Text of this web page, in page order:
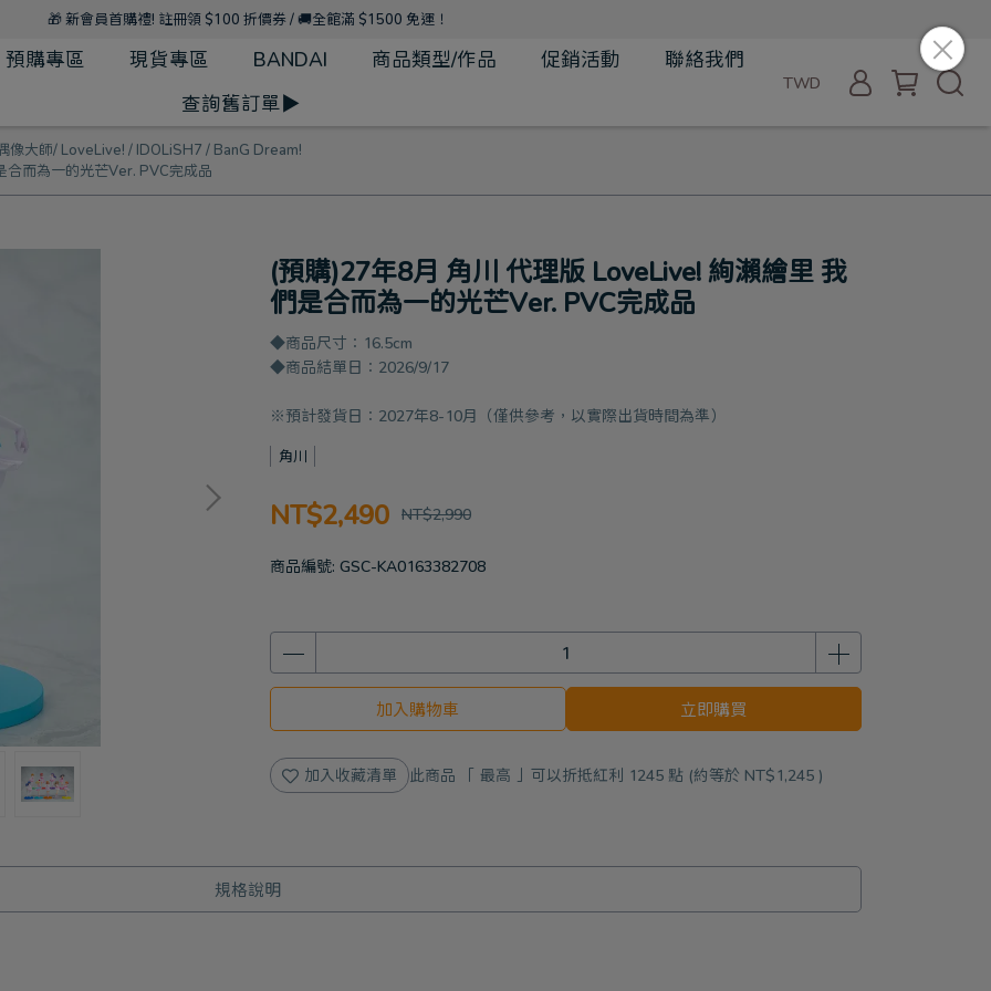
🎁 新會員首購禮! 註冊領 $100 折價券 / 🚚全館滿 $1500 免運！
預購專區 現貨專區 BANDAI 商品類型/作品 促銷活動
聯絡我們
查詢舊訂單▶
TWD
像大師/ LoveLive! / IDOLiSH7 / BanG Dream!
而為一的光芒Ver. PVC完成品
(預購)27年8月 角川 代理版 LoveLive! 絢瀨繪里 我
們是合而為一的光芒Ver. PVC完成品
◆商品尺寸：16.5cm
◆商品結單日：2026/9/17
※預計發貨日：2027年8-10月（僅供參考，以實際出貨時間為準）
角川
NT$2,490 NT$2,990
商品編號: GSC-KA0163382708
加入購物車 立即購買
加入收藏清單 此商品 「 最高 」可以折抵紅利 1245 點 (約等於 NT$1,245 )
規格說明